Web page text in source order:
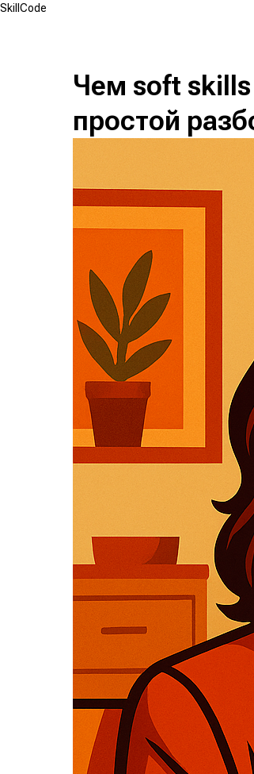
SkillCode
Чем soft
простой